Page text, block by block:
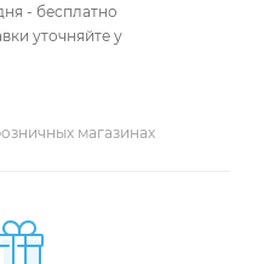
- бесплатно
уточняйте у
магазинах